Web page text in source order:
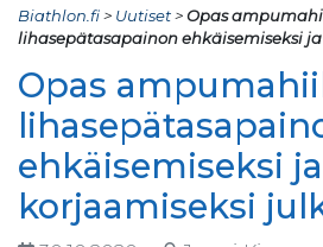
Biathlon.fi> Uutiset>Opas
lihasepätasapainon ehkäisemiseksi
Opas
ehkäisemiseksi ja
korjaamiseksi